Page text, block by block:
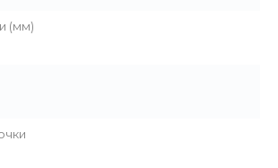
(мм)